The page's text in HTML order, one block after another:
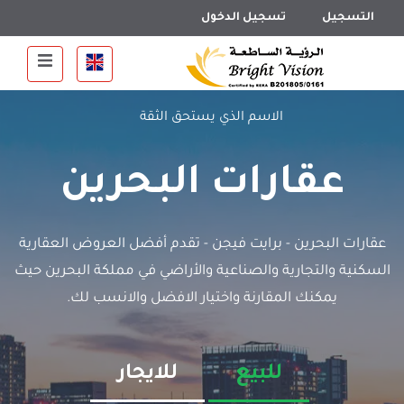
التسجيل تسجيل الدخول
الاسم الذي يستحق الثقة
عقارات البحرين
عقارات البحرين - برايت فيجن - تقدم أفضل العروض العقارية
السكنية والتجارية والصناعية والأراضي في مملكة البحرين حيث
يمكنك المقارنة واختيار الافضل والانسب لك.
للبيع للايجار